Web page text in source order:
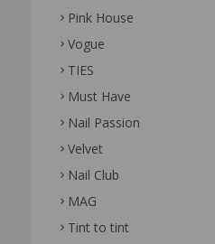
Pink House
Vogue
TIES
Must Have
Nail Passion
Velvet
Nail Club
MAG
Tint to tint